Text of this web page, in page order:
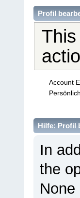
Profil
Account
Hilfe: Profil
In
the